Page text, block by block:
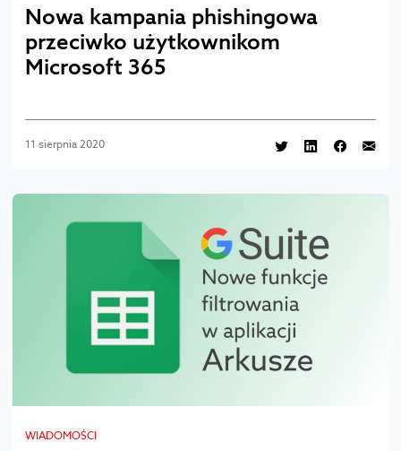
Nowa kampania phishingowa
przeciwko użytkownikom
Microsoft 365
11 sierpnia 2020
WIADOMOŚCI